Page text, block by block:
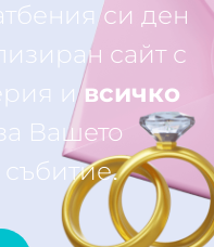
си ден
сайт с
ивсичко
Вашето